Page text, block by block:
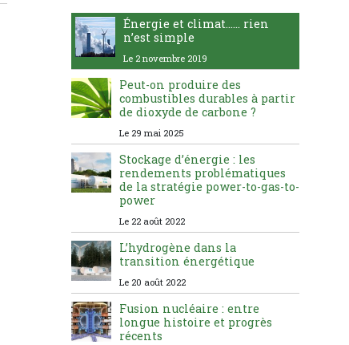
Énergie et climat...... rien
n’est simple
Le 2 novembre 2019
Peut-on produire des
combustibles durables à partir
de dioxyde de carbone ?
Le 29 mai 2025
Stockage d’énergie : les
rendements problématiques
de la stratégie power-to-gas-to-
power
Le 22 août 2022
L’hydrogène dans la
transition énergétique
Le 20 août 2022
Fusion nucléaire : entre
longue histoire et progrès
récents